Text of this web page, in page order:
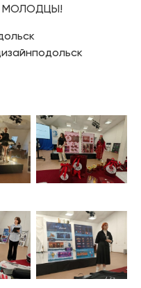
МОЛОДЦЫ!